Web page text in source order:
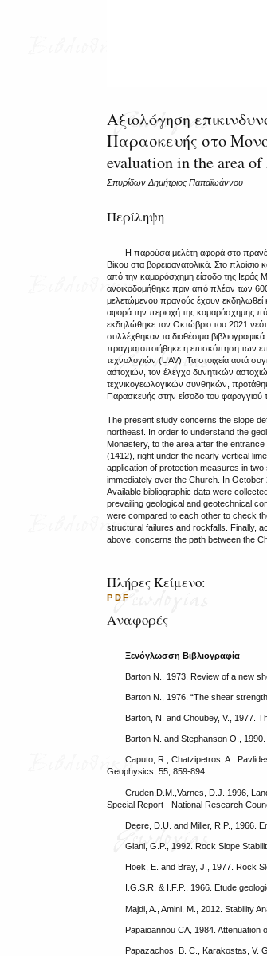
Αξιολόγηση
Παρασκευής στο
evaluation in the area
Σπυρίδων Δημήτριος Παπαϊωάννου
Περίληψη
Η παρούσα μελέτη αφορά στο
Βίκου στα βορειοανατολικά. Στο
από την καμαρόσχημη είσοδο της Ιεράς
ανοικοδομήθηκε πριν από πλέον των
μελετώμενου πρανούς έχουν
αφορά την περιοχή της καμαρόσχημης
εκδηλώθηκε τον Οκτώβριο του 2021
συλλέχθηκαν τα διαθέσιμα
πραγματοποιήθηκε η επισκόπηση των
τεχνολογιών (UAV). Τα στοιχεία αυτά
αστοχιών, τον έλεγχο δυνητικών
τεχνικογεωλογικών συνθηκών,
Παρασκευής στην είσοδο του
The present study concerns the slope
northeast. In order to understand the
Monastery, to the area after the
(1412), right under the nearly vertical
application of protection measures in
immediately over the Church. In
Available bibliographic data were
prevailing geological and geotechnical
were compared to each other to check
structural failures and rockfalls. Finally,
above, concerns the path between the
Πλήρες Κείμενο:
PDF
Αναφορές
Ξενόγλωσση Βιβλιογραφία
Barton N., 1973. Review of a new
Barton N., 1976. “The shear
Barton, N. and Choubey, V., 1977.
Barton N. and Stephanson O.,
Caputo, R., Chatzipetros, A.,
Geophysics, 55, 859-894.
Cruden,D.M.,Varnes, D.J.,1996,
Special Report - National Research
Deere, D.U. and Miller, R.P., 1966.
Giani, G.P., 1992. Rock Slope
Hoek, E. and Bray, J., 1977. Rock
I.G.S.R. & I.F.P., 1966. Etude
Majdi, A., Amini, M., 2012. Stability
Papaioannou CA, 1984.
Papazachos, B. C., Karakostas, V.